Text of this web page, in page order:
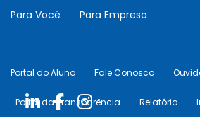
Para Você Para Empresa
Portal do Aluno Fale Conosco
Portal da Transparência Relatório